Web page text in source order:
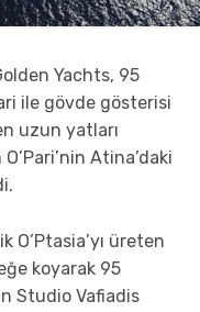
Yachts, 95
ile gövde gösterisi
uzun yatları
Atina’daki
O’Ptasia’yı üreten
koyarak 95
Studio Vafiadis